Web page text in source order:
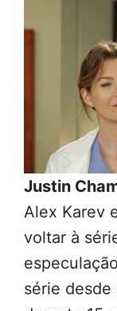
Justin
Alex Karev
voltar à
série desde